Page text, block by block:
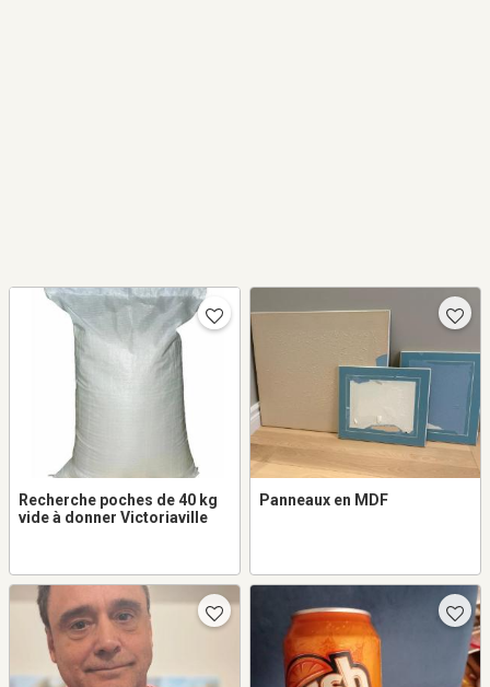
Recherche poches de 40 kg
vide à donner Victoriaville
Panneaux en MDF